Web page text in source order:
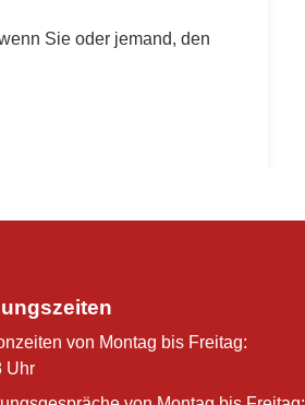
Sie oder jemand, den
von Montag bis Freitag:
Uhr